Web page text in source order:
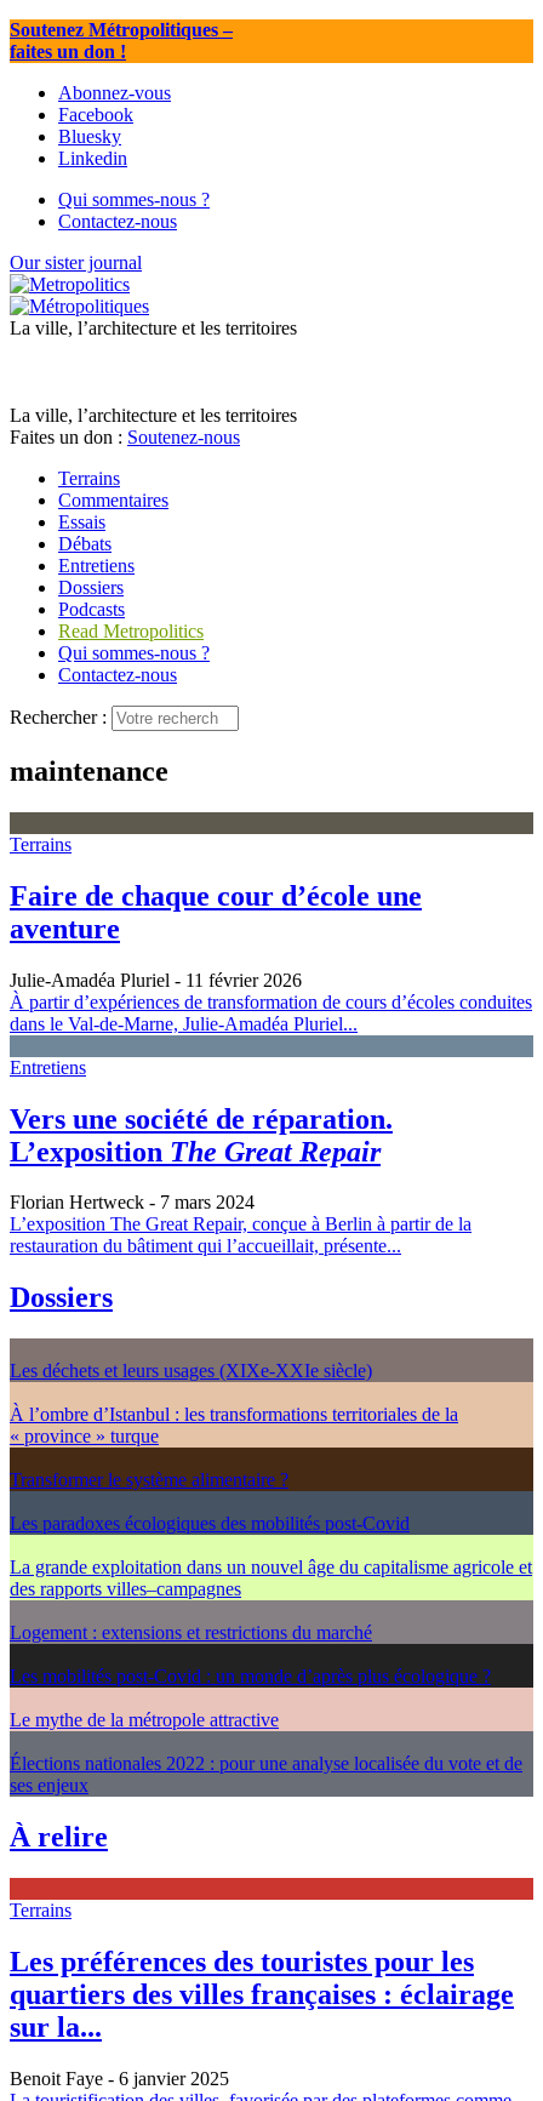
Soutenez Métropolitiques–
faites un don !
Abonnez-vous
Facebook
Bluesky
Linkedin
Qui sommes-nous ?
Contactez-nous
Our sister journal
La ville, l’architecture et les territoires
La ville, l’architecture et les territoires
Faites un don : Soutenez-nous
Terrains
Commentaires
Essais
Débats
Entretiens
Dossiers
Podcasts
Read Metropolitics
Qui sommes-nous ?
Contactez-nous
Rechercher :
maintenance
Terrains
Faire de chaque cour d’école une
aventure
Julie-Amadéa Pluriel - 11 février 2026
À partir d’expériences de transformation de cours d’écoles conduites
dans le Val-de-Marne, Julie-Amadéa Pluriel...
Entretiens
Vers une société de réparation.
L’exposition The Great Repair
Florian Hertweck - 7 mars 2024
L’exposition The Great Repair, conçue à Berlin à partir de la
restauration du bâtiment qui l’accueillait, présente...
Dossiers
Les déchets et leurs usages (XIXe-XXIe siècle)
À l’ombre d’Istanbul : les transformations territoriales de la
« province » turque
Transformer le système alimentaire ?
Les paradoxes écologiques des mobilités post-Covid
La grande exploitation dans un nouvel âge du capitalisme agricole et
des rapports villes–campagnes
Logement : extensions et restrictions du marché
Les mobilités post-Covid : un monde d’après plus écologique ?
Le mythe de la métropole attractive
Élections nationales 2022 : pour une analyse localisée du vote et de
ses enjeux
À relire
Terrains
Les préférences des touristes pour les
quartiers des villes françaises : éclairage
sur la...
Benoit Faye - 6 janvier 2025